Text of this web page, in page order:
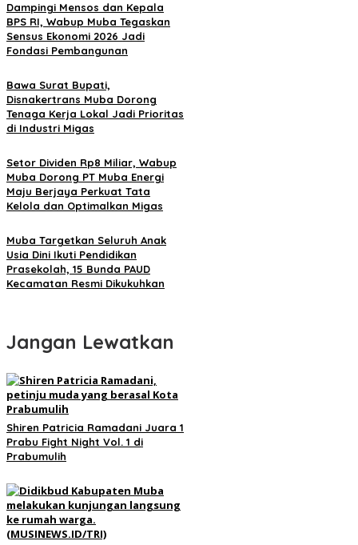
Dampingi Mensos dan Kepala
BPS RI, Wabup Muba Tegaskan
Sensus Ekonomi 2026 Jadi
Fondasi Pembangunan
Bawa Surat Bupati,
Disnakertrans Muba Dorong
Tenaga Kerja Lokal Jadi Prioritas
di Industri Migas
Setor Dividen Rp8 Miliar, Wabup
Muba Dorong PT Muba Energi
Maju Berjaya Perkuat Tata
Kelola dan Optimalkan Migas
Muba Targetkan Seluruh Anak
Usia Dini Ikuti Pendidikan
Prasekolah, 15 Bunda PAUD
Kecamatan Resmi Dikukuhkan
Jangan Lewatkan
Shiren Patricia Ramadani Juara 1
Prabu Fight Night Vol. 1 di
Prabumulih